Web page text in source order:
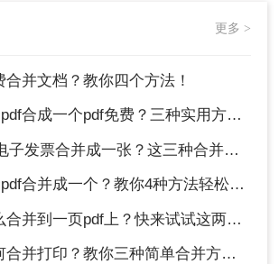
更多 >
合并文档？教你四个方法！
合成一个pdf免费？三种实用方法分享！
票合并成一张？这三种合并方法学习一下!
并成一个？教你4种方法轻松完成合并！
到一页pdf上？快来试试这两种方法吧！
并打印？教你三种简单合并方法！